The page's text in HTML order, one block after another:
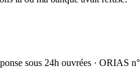
sous 24h ouvrées · ORIAS n°